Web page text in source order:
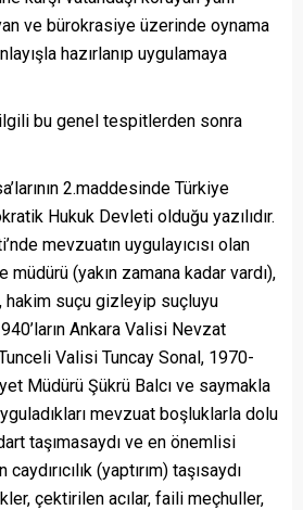
ve bürokrasiye üzerinde oynama
hazırlanıp uygulamaya
bu genel tespitlerden sonra
2.maddesinde Türkiye
Hukuk Devleti olduğu yazılıdır.
mevzuatın uygulayıcısı olan
müdürü (yakın zamana kadar vardı),
hakim suçu gizleyip suçluyu
Ankara Valisi Nevzat
Valisi Tuncay Sonal, 1970-
Müdürü Şükrü Balcı ve saymakla
mevzuat boşluklarla dolu
taşımasaydı ve en önemlisi
caydırıcılık (yaptırım) taşısaydı
çektirilen acılar, faili meçhuller,